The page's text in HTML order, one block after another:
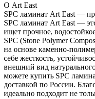
О Art East
SPC ламинат Art East —
SPC ламинат Art East —
ищет прочное,
SPC (Stone Polymer
на основе каменно-
себе жесткость,
внешний вид
можете купить SPC
доставкой по России.
идеально подходит не